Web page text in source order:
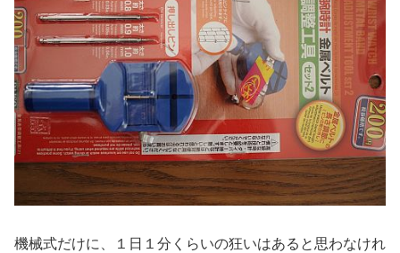
機械式だけに、１日１分くらいの狂いはあると思わなけれ